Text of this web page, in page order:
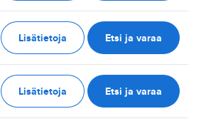
Lisätietoja Etsi ja varaa
Lisätietoja Etsi ja varaa